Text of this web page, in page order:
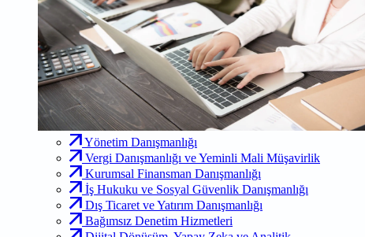
Yönetim Danışmanlığı
Vergi Danışmanlığı ve Yeminli Mali Müşavirlik
Kurumsal Finansman Danışmanlığı
İş Hukuku ve Sosyal Güvenlik Danışmanlığı
Dış Ticaret ve Yatırım Danışmanlığı
Bağımsız Denetim Hizmetleri